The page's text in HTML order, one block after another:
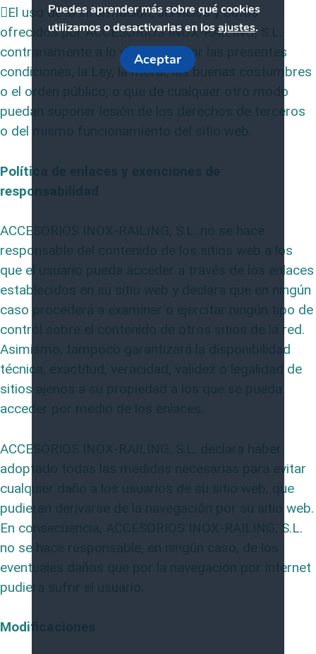
El uso de la información, servicios y datos
ofrecidos por ACCESORIOS INOX-RAILING, S.L.
contrariamente a lo dispuesto por las presentes
condiciones, la Ley, la moral, las buenas costumbres
o el orden público, o que de cualquier otro modo
puedan suponer lesión de los derechos de terceros
o del mismo funcionamiento del sitio web.
Política de enlaces y exenciones de
responsabilidad
ACCESORIOS INOX-RAILING, S.L. no se hace
responsable del contenido de los sitios web a los
que el usuario pueda acceder a través de los enlaces
establecidos en su sitio web y declara que en ningún
caso procederá a examinar o ejercitar ningún tipo de
control sobre el contenido de otros sitios de la red.
Asimismo, tampoco garantizará la disponibilidad
técnica, exactitud, veracidad, validez o legalidad de
sitios ajenos a su propiedad a los que se pueda
acceder por medio de los enlaces.
ACCESORIOS INOX-RAILING, S.L. declara haber
adoptado todas las medidas necesarias para evitar
cualquier daño a los usuarios de su sitio web, que
pudieran derivarse de la navegación por su sitio web.
En consecuencia, ACCESORIOS INOX-RAILING, S.L.
no se hace responsable, en ningún caso, de los
eventuales daños que por la navegación por Internet
pudiera sufrir el usuario.
Modificaciones
Puedes aprender más sobre qué cookies
utilizamos o desactivarlas en losajustes.
Aceptar